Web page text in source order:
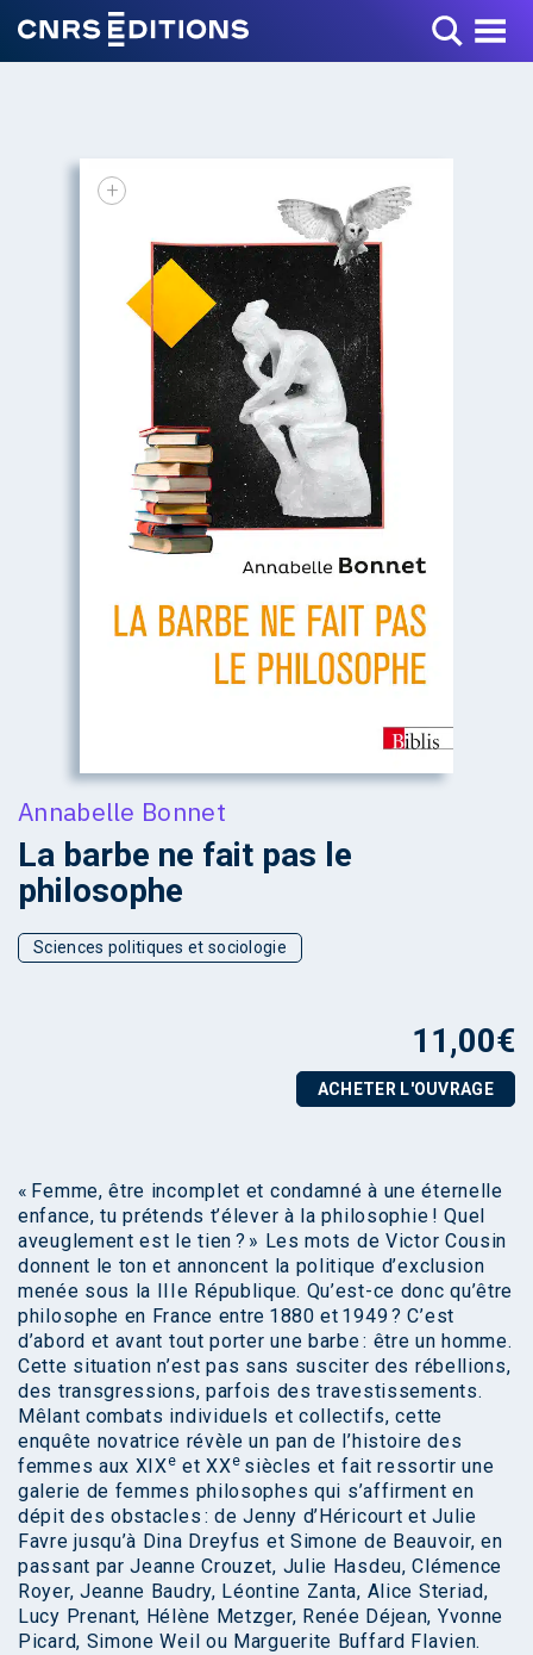
Toggle Menu
+
Annabelle Bonnet
La barbe ne fait pas le
philosophe
Sciences politiques et sociologie
11,00€
ACHETER L'OUVRAGE
« Femme, être incomplet et condamné à une éternelle
enfance, tu prétends t’élever à la philosophie ! Quel
aveuglement est le tien ? » Les mots de Victor Cousin
donnent le ton et annoncent la politique d’exclusion
menée sous la IIIe République. Qu’est-ce donc qu’être
philosophe en France entre 1880 et 1949 ? C’est
d’abord et avant tout porter une barbe : être un homme.
Cette situation n’est pas sans susciter des rébellions,
des transgressions, parfois des travestissements.
Mêlant combats individuels et collectifs, cette
enquête novatrice révèle un pan de l’histoire des
femmes aux XIXe et XXe siècles et fait ressortir une
galerie de femmes philosophes qui s’affirment en
dépit des obstacles : de Jenny d’Héricourt et Julie
Favre jusqu’à Dina Dreyfus et Simone de Beauvoir, en
passant par Jeanne Crouzet, Julie Hasdeu, Clémence
Royer, Jeanne Baudry, Léontine Zanta, Alice Steriad,
Lucy Prenant, Hélène Metzger, Renée Déjean, Yvonne
Picard, Simone Weil ou Marguerite Buffard Flavien.